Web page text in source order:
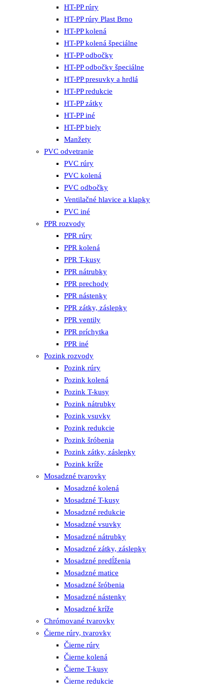
HT-PP rúry
HT-PP rúry Plast Brno
HT-PP kolená
HT-PP kolená špeciálne
HT-PP odbočky
HT-PP odbočky špeciálne
HT-PP presuvky a hrdlá
HT-PP redukcie
HT-PP zátky
HT-PP iné
HT-PP biely
Manžety
PVC odvetranie
PVC rúry
PVC kolená
PVC odbočky
Ventilačné hlavice a klapky
PVC iné
PPR rozvody
PPR rúry
PPR kolená
PPR T-kusy
PPR nátrubky
PPR prechody
PPR nástenky
PPR zátky, záslepky
PPR ventily
PPR príchytka
PPR iné
Pozink rozvody
Pozink rúry
Pozink kolená
Pozink T-kusy
Pozink nátrubky
Pozink vsuvky
Pozink redukcie
Pozink šróbenia
Pozink zátky, záslepky
Pozink kríže
Mosadzné tvarovky
Mosadzné kolená
Mosadzné T-kusy
Mosadzné redukcie
Mosadzné vsuvky
Mosadzné nátrubky
Mosadzné zátky, záslepky
Mosadzné predĺženia
Mosadzné matice
Mosadzné šróbenia
Mosadzné nástenky
Mosadzné kríže
Chrómované tvarovky
Čierne rúry, tvarovky
Čierne rúry
Čierne kolená
Čierne T-kusy
Čierne redukcie